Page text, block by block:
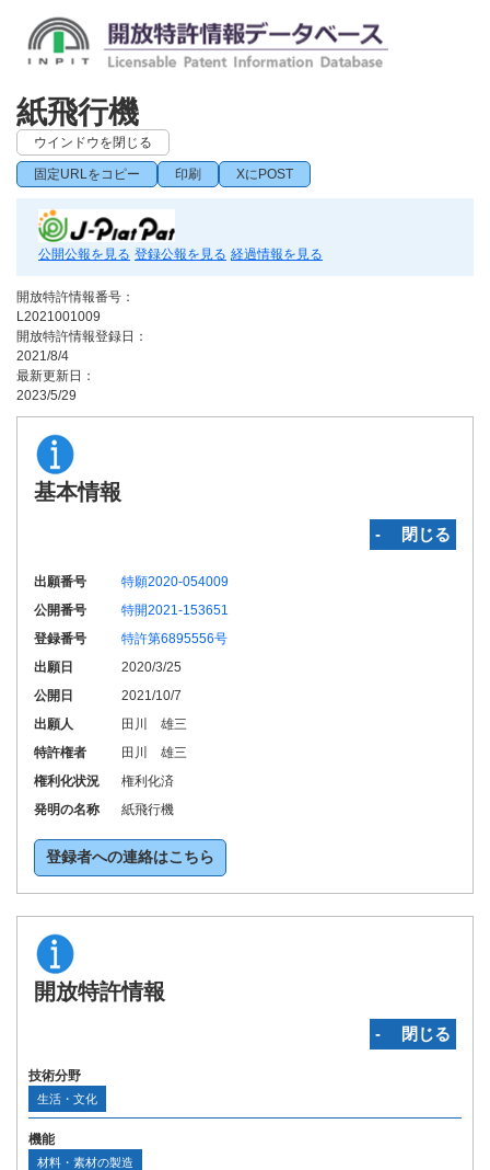
紙飛行機
ウインドウを閉じる
固定URLをコピー 印刷 XにPOST
公開公報を見る 登録公報を見る 経過情報を見る
開放特許情報番号：
L2021001009
開放特許情報登録日：
2021/8/4
最新更新日：
2023/5/29
基本情報
‐ 閉じる
出願番号
特願2020-054009
公開番号
特開2021-153651
登録番号
特許第6895556号
出願日
2020/3/25
公開日
2021/10/7
出願人
田川 雄三
特許権者
田川 雄三
権利化状況
権利化済
発明の名称
紙飛行機
登録者への連絡はこちら
開放特許情報
‐ 閉じる
技術分野
生活・文化
機能
材料・素材の製造